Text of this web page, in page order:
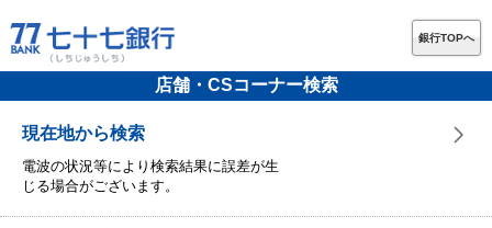
銀行TOPへ
店舗・CSコーナー検索
現在地から検索
電波の状況等により検索結果に誤差が生
じる場合がございます。